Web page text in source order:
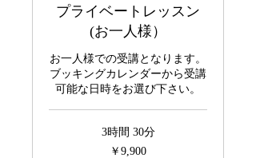
プライベートレッスン
(お一人様）
お一人様での受講となります。
ブッキングカレンダーから受講
可能な日時をお選び下さい。
3時間 30分
￥9,900